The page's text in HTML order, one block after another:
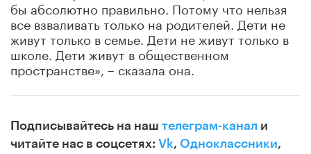
бы абсолютно правильно. Потому что нельзя
все взваливать только на родителей. Дети не
живут только в семье. Дети не живут только в
школе. Дети живут в общественном
пространстве», – сказала она.
Подписывайтесь на наш телеграм-канал и
читайте нас в соцсетях: Vk, Одноклассники,